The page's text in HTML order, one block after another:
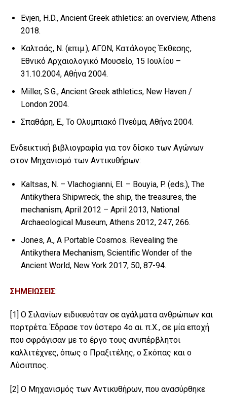
Evjen, H.D., Ancient Greek athletics: an overview, Athens
2018.
Καλτσάς, N. (επιμ.), ΑΓΩΝ, Κατάλογος Έκθεσης,
Εθνικό Αρχαιολογικό Μουσείο, 15 Ιουλίου –
31.10.2004, Αθήνα 2004.
Miller, S.G., Ancient Greek athletics, New Haven /
London 2004.
Σπαθάρη, Ε., Το Ολυμπιακό Πνεύμα, Αθήνα 2004.
Ενδεικτική βιβλιογραφία για τον δίσκο των Αγώνων
στον Μηχανισμό των Αντικυθήρων:
Kaltsas, N. – Vlachogianni, El. – Bouyia, P. (eds.), The
Antikythera Shipwreck, the ship, the treasures, the
mechanism, April 2012 – April 2013, National
Archaeological Museum, Athens 2012, 247, 266.
Jones, Α., A Portable Cosmos. Revealing the
Antikythera Mechanism, Scientific Wonder of the
Ancient World, New York 2017, 50, 87-94.
ΣΗΜΕΙΩΣΕΙΣ:
[1] Ο Σιλανίων ειδικευόταν σε αγάλματα ανθρώπων και
πορτρέτα. Έδρασε τον ύστερο 4ο αι. π.Χ., σε μία εποχή
που σφράγισαν με το έργο τους ανυπέρβλητοι
καλλιτέχνες, όπως ο Πραξιτέλης, ο Σκόπας και ο
Λύσιππος.
[2] Ο Μηχανισμός των Αντικυθήρων, που ανασύρθηκε